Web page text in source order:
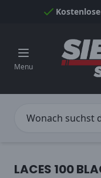
Skip to Content
Menu
LACES 100